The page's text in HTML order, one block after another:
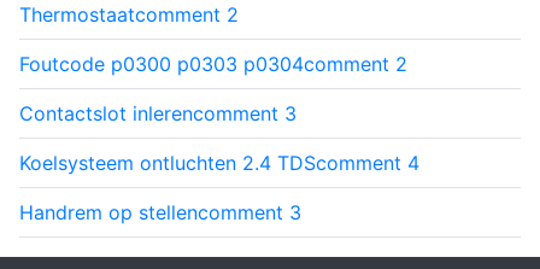
Thermostaatcomment 2
Foutcode p0300 p0303 p0304comment 2
Contactslot inlerencomment 3
Koelsysteem ontluchten 2.4 TDScomment 4
Handrem op stellencomment 3